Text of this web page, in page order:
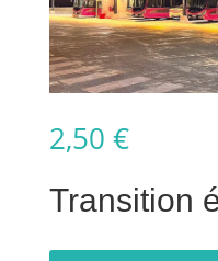
2,50 €
Transition